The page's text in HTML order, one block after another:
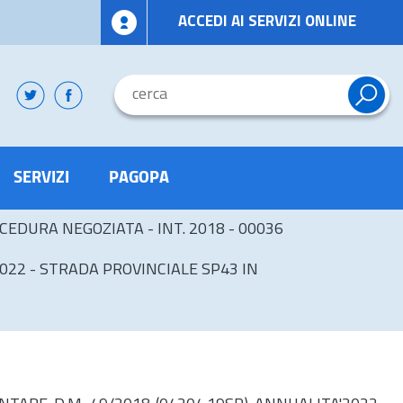
ACCEDI AI SERVIZI ONLINE
SERVIZI PAGOPA
NEGOZIATA - INT. 2018 - 00036
- STRADA PROVINCIALE SP43 IN